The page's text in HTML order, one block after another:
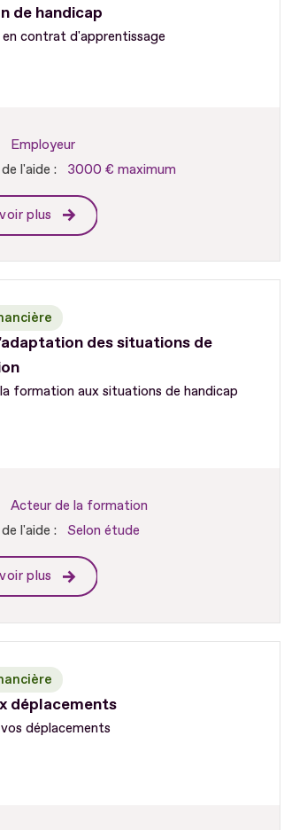
de handicap
contrat d'apprentissage
Employeur
l'aide :
3000 € maximum
plus
des situations de
formation aux situations de handicap
Acteur de la formation
l'aide :
Selon étude
plus
déplacements
déplacements